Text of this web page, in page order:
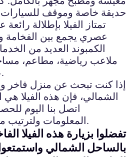
حديقة خاصة وموقف
تمتاز الفيلا بإطلالة
عصري يجمع بين الفخامة
الكمبوند العديد من
ملاعب رياضية، مطاعم،
على مدار الساعة.
إذا كنت تبحث عن منزل فاخر
الشمالي، فإن هذه الفيلا هي
اتصل بنا اليوم
المعلومات ولترتيب موعد لزيارة العقار.
تفضلوا بزيارة هذه الفيلا
بالساحل الشمالي واستمتعوا